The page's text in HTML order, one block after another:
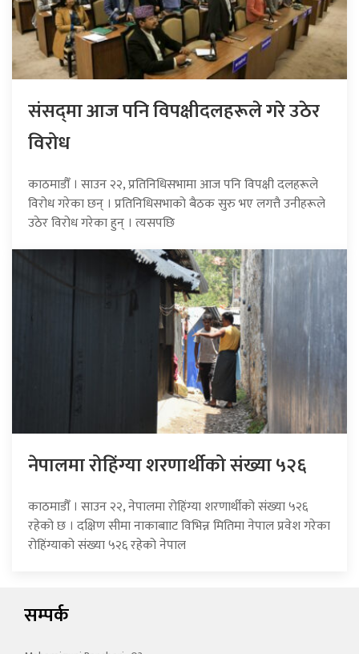
संसद्‍मा आज पनि विपक्षीदलहरूले गरे उठेर
विरोध
काठमाडौँ । साउन २२, प्रतिनिधिसभामा आज पनि विपक्षी दलहरूले
विरोध गरेका छन् । प्रतिनिधिसभाको बैठक सुरु भए लगत्तै उनीहरूले
उठेर विरोध गरेका हुन् । त्यसपछि
नेपालमा रोहिंग्या शरणार्थीको संख्या ५२६
काठमाडौँ । साउन २२, नेपालमा रोहिंग्या शरणार्थीको संख्या ५२६
रहेको छ । दक्षिण सीमा नाकाबााट विभिन्न मितिमा नेपाल प्रवेश गरेका
रोहिंग्याको संख्या ५२६ रहेको नेपाल
सम्पर्क